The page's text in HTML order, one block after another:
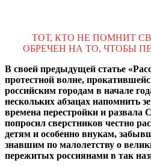
ТОТ, КТО НЕ ПОМНИТ
ОБРЕЧЕН НА ТО, ЧТОБЫ
В своей предыдущей статье
протестной волне,
российским городам в начале
нескольких абзацах напомнить
времена перестройки и развала
попросил сверстников честно
детям и особенно внукам,
знавшим по малолетству о
пережитых россиянами в так